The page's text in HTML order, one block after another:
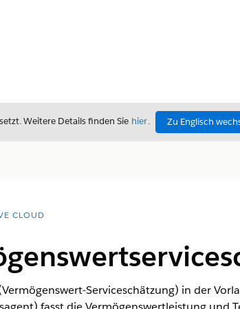
Weitere Details finden Sie hier. Zu Englisch
CLOUD
Serviceschätzung) in der